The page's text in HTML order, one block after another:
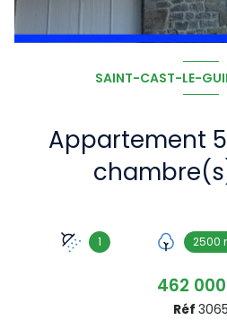
SAINT-CAST-LE-
Appartement 5 pièce(s) 4
1 2500
462
Réf 3065